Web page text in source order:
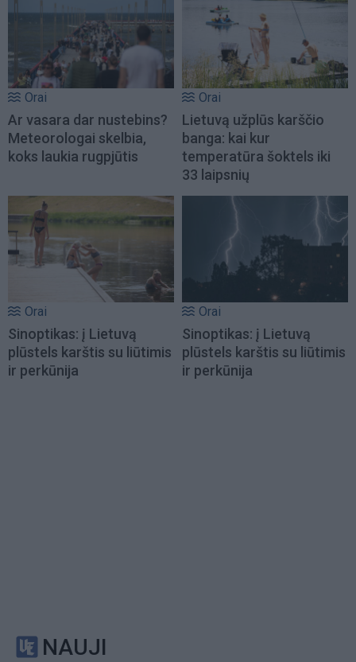
Orai
Ar vasara dar nustebins?
Meteorologai skelbia,
koks laukia rugpjūtis
Orai
Lietuvą užplūs karščio
banga: kai kur
temperatūra šoktels iki
33 laipsnių
Orai
Sinoptikas: į Lietuvą
plūstels karštis su liūtimis
ir perkūnija
Orai
Sinoptikas: į Lietuvą
plūstels karštis su liūtimis
ir perkūnija
NAUJI